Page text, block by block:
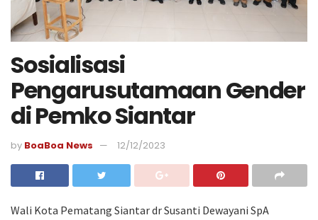
Sosialisasi
Pengarusutamaan Gender
di Pemko Siantar
by BoaBoa News 12/12/2023
Wali Kota Pematang Siantar dr Susanti Dewayani SpA